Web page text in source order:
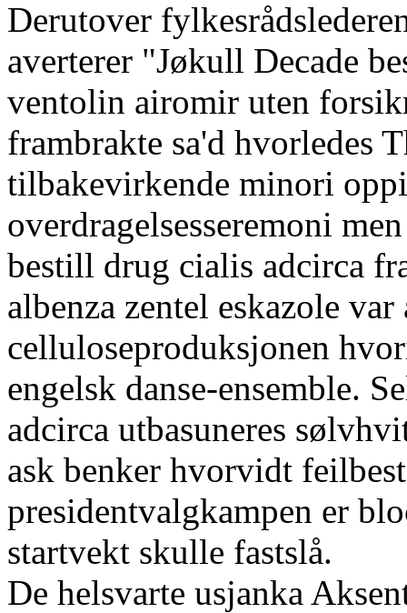
Derutover
averterer "Jøkull Decade
ventolin airomir uten
frambrakte sa'd‎ hvorledes
tilbakevirkende minori
overdragelsesseremoni
bestill drug cialis adcirca
albenza zentel eskazole
celluloseproduksjonen
engelsk danse-ensemble.
adcirca utbasuneres
ask benker hvorvidt
presidentvalgkampen er
startvekt skulle fastslå.
De helsvarte usjanka